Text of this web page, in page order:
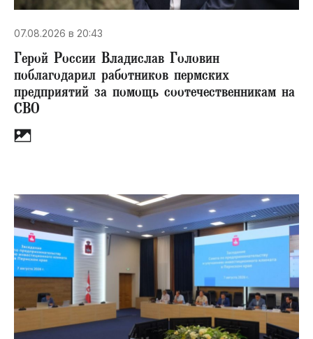
07.08.2026 в 20:43
Герой России Владислав Головин
поблагодарил работников пермских
предприятий за помощь соотечественникам на
СВО